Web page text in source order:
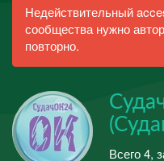
Недействительный
сообщества нужно
повторно.
Всего 4,